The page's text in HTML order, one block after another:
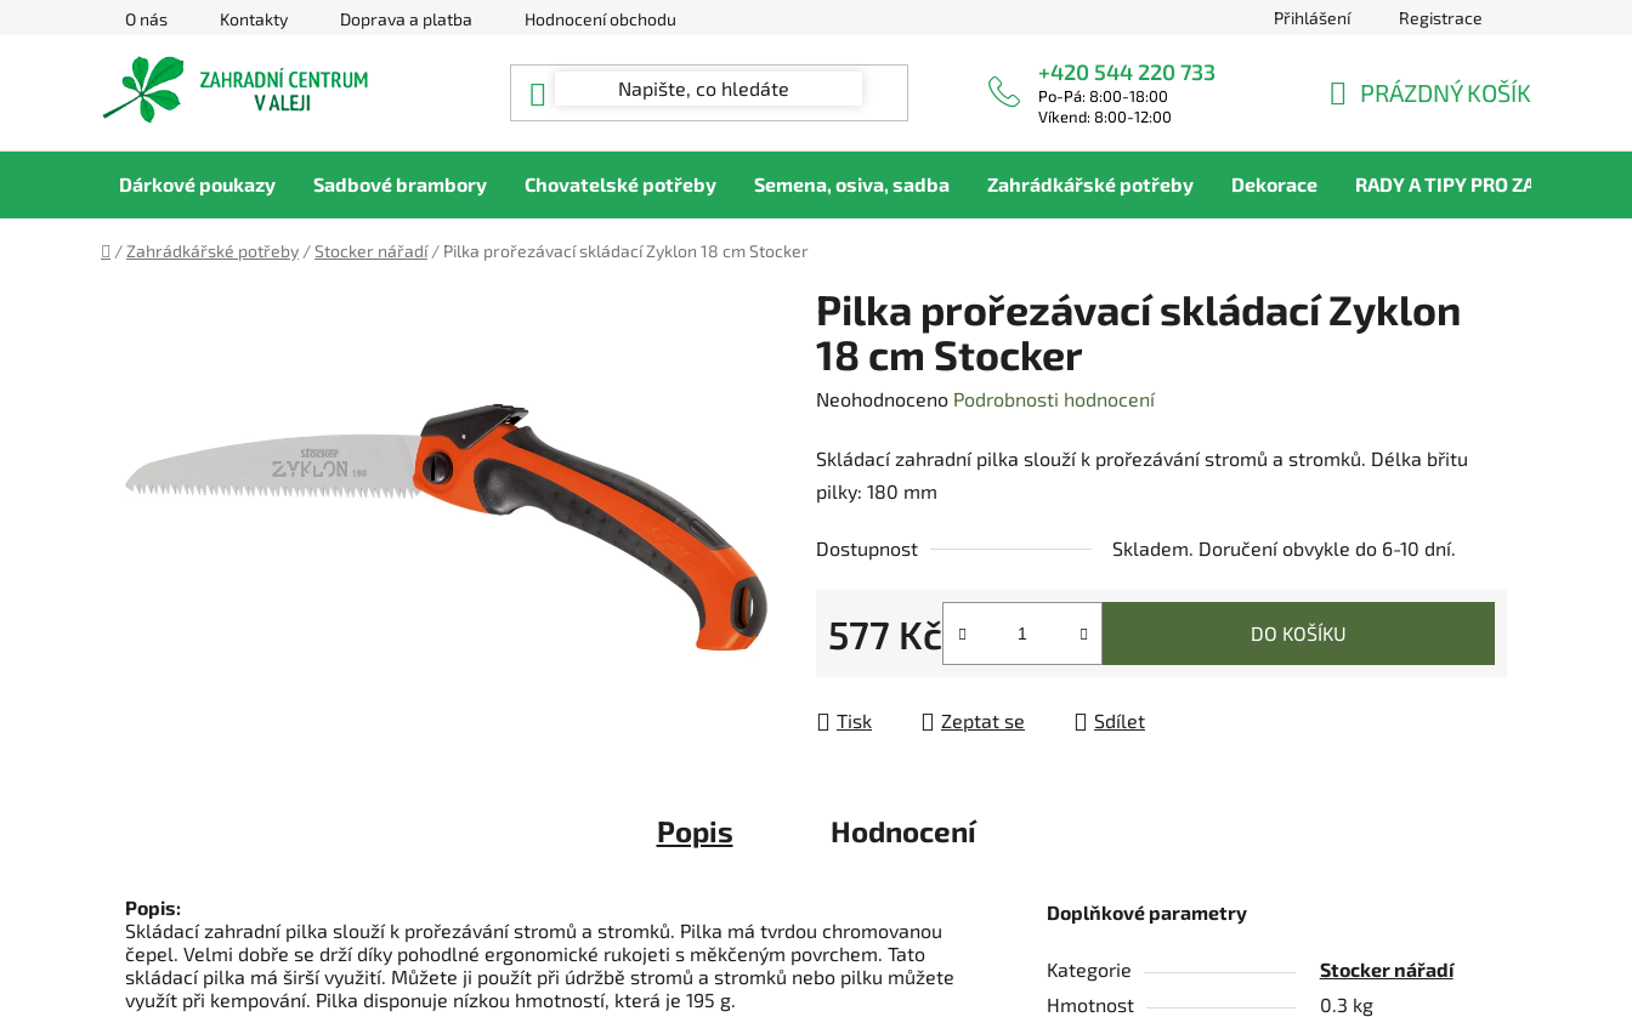
O nás Kontakty Doprava a platba Hodnocení obchodu Přihlášení Registrace
+420 544 220 733
Po-Pá: 8:00-18:00
Víkend: 8:00-12:00
KOŠÍK
PRÁZDNÝ KOŠÍK
Dárkové poukazy Sadbové brambory Chovatelské potřeby Semena, osiva, sadba Zahrádkářské potřeby Dekorace RADY A TIPY PRO ZAHRADNÍKY
Domů
/ Zahrádkářské potřeby /Stocker nářadí / Pilka prořezávací skládací Zyklon 18 cm Stocker
Pilka prořezávací skládací Zyklon
18 cm Stocker
Průměrné
produktu
je
z
hvězdiček.
Neohodnoceno Podrobnosti hodnocení
Skládací zahradní pilka slouží k prořezávání stromů a stromků. Délka břitu
pilky: 180 mm
Dostupnost Skladem. Doručení obvykle do 6-10 dní.
577 Kč DO KOŠÍKU
Tisk Zeptat se Sdílet
Popis Hodnocení
Popis:
Skládací zahradní pilka slouží k prořezávání stromů a stromků. Pilka má tvrdou chromovanou
čepel. Velmi dobře se drží díky pohodlné ergonomické rukojeti s měkčeným povrchem. Tato
skládací pilka má širší využití. Můžete ji použít při údržbě stromů a stromků nebo pilku můžete
využít při kempování. Pilka disponuje nízkou hmotností, která je 195 g.
Doplňkové parametry
Kategorie
Stocker nářadí
Hmotnost
0.3 kg